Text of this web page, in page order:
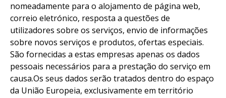
nomeadamente para o alojamento de página web,
correio eletrónico, resposta a questões de
utilizadores sobre os serviços, envio de informações
sobre novos serviços e produtos, ofertas especiais.
São fornecidas a estas empresas apenas os dados
pessoais necessários para a prestação do serviço em
causa.Os seus dados serão tratados dentro do espaço
da União Europeia, exclusivamente em território